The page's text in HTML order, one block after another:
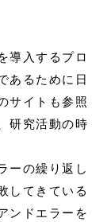
導入するプロ
あるために日
サイトも参照
研究活動の時
ーの繰り返し
してきている
ンドエラーを